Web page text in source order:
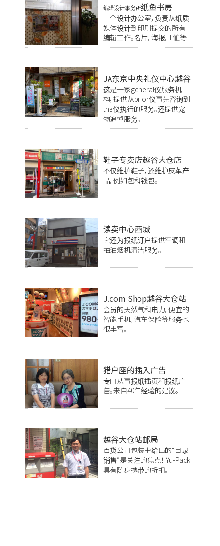
编辑设计事务所纸鱼书房
一个设计办公室，负责从纸质
媒体设计到印刷提交的所有
编辑工作。名片，海报，T恤等
JA东京中央礼仪中心越谷
这是一家general仪服务机
构，提供从prior仪事先咨询到
the仪执行的服务。还提供宠
物追悼服务。
鞋子专卖店越谷大仓店
不仅维护鞋子，还维护皮革产
品，例如包和钱包。
读卖中心西城
它还为报纸订户提供空调和
抽油烟机清洁服务。
J.com Shop越谷大仓站
会员的天然气和电力，便宜的
智能手机，汽车保险等服务也
很丰富。
猎户座的插入广告
专门从事报纸插页和报纸广
告。来自40年经验的建议。
越谷大仓站邮局
百货公司包装中给出的“目录
销售”是关注的焦点！ Yu-Pack
具有随身携带的折扣。